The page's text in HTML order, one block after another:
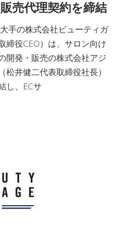
売代理契約を締結
手の株式会社ビューティガ
締役CEO）は、サロン向け
開発・販売の株式会社アジ
松井健二代表取締役社長）
し、ECサ